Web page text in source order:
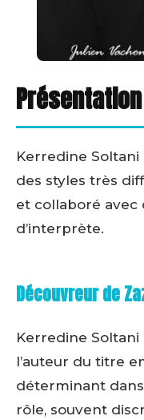
Présentation
Kerredine
des styles très
et collaboré avec
d’interprète.
Découvreur de
Kerredine
l’auteur du titre
déterminant
rôle, souvent